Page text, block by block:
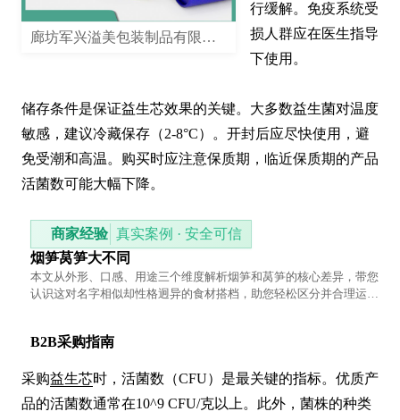
廊坊军兴溢美包装制品有限公司
行缓解。免疫系统受
损人群应在医生指导
下使用。
储存条件是保证益生芯效果的关键。大多数益生菌对温度
敏感，建议冷藏保存（2-8°C）。开封后应尽快使用，避
免受潮和高温。购买时应注意保质期，临近保质期的产品
活菌数可能大幅下降。
商家经验 真实案例 · 安全可信
烟笋莴笋大不同
本文从外形、口感、用途三个维度解析烟笋和莴笋的核心差异，带您
认识这对名字相似却性格迥异的食材搭档，助您轻松区分并合理运
B2B采购指南
采购益生芯时，活菌数（CFU）是最关键的指标。优质产
品的活菌数通常在10^9 CFU/克以上。此外，菌株的种类